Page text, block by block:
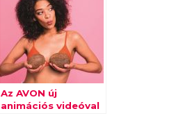
Az AVON új
animációs videóval